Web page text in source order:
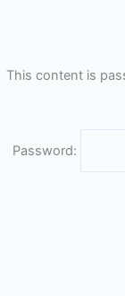
This content is
Password: